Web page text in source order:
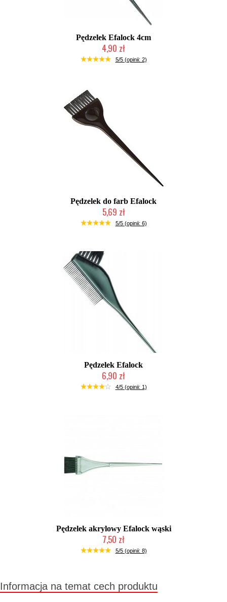
Pędzelek Efalock 4cm
4,90 zł
Duża ilość (wysyłka w 24h)
5/5 (opinii: 2)
Pędzelek do farb Efalock
5,69 zł
Duża ilość (wysyłka w 24h)
5/5 (opinii: 6)
Pędzelek Efalock
6,90 zł
Duża ilość (wysyłka w 24h)
4/5 (opinii: 1)
Pędzelek akrylowy Efalock wąski
7,50 zł
Duża ilość (wysyłka w 24h)
5/5 (opinii: 8)
Informacja na temat cech produktu